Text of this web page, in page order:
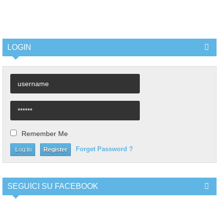
LOGIN
Remember Me
Forget Password ?
Register
SEGUICI SU FACEBOOK